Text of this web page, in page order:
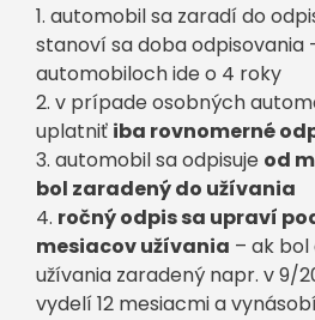
1. automobil sa zaradí do
stanoví sa doba odpisovania
automobiloch ide o 4 roky
2. v prípade osobných
uplatniť iba rovnomerné
3. automobil sa odpisuje od
bol zaradený do užívania
4. ročný odpis sa upraví
mesiacov užívania – ak
užívania zaradený napr. v 9/
vydelí 12 mesiacmi a